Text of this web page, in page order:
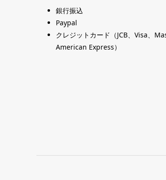
銀行振込
Paypal
クレジットカード（JCB、Visa、
American Express）